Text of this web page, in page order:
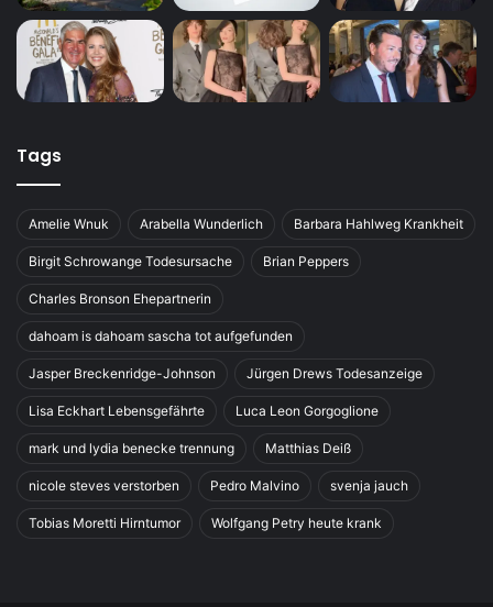
Tags
Amelie Wnuk Arabella Wunderlich Barbara Hahlweg Krankheit
Birgit Schrowange Todesursache Brian Peppers
Charles Bronson Ehepartnerin
dahoam is dahoam sascha tot aufgefunden
Jasper Breckenridge-Johnson Jürgen Drews Todesanzeige
Lisa Eckhart Lebensgefährte Luca Leon Gorgoglione
mark und lydia benecke trennung Matthias Deiß
nicole steves verstorben Pedro Malvino svenja jauch
Tobias Moretti Hirntumor Wolfgang Petry heute krank